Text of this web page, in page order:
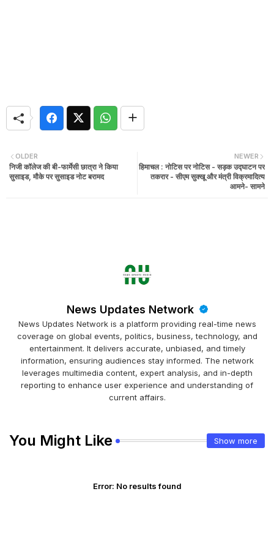
NEWER
हिमाचल : नोटिस पर नोटिस - सड़क उद्घाटन पर
तकरार - सीएम सुक्खू और मंत्री विक्रमादित्य
आमने- सामने
OLDER
निजी कॉलेज की बी-फार्मेसी छात्रा ने किया
सुसाइड, मौके पर सुसाइड नोट बरामद
News Updates Network
News Updates Network is a platform providing real-time news
coverage on global events, politics, business, technology, and
entertainment. It delivers accurate, unbiased, and timely
information, ensuring audiences stay informed. The network
leverages multimedia content, expert analysis, and in-depth
reporting to enhance user experience and understanding of
current affairs.
You Might Like Show more
Error: No results found